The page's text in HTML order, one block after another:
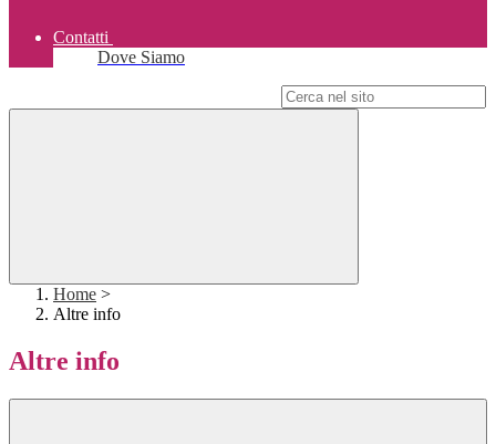
Contatti
Dove Siamo
Home >
Altre info
Altre info